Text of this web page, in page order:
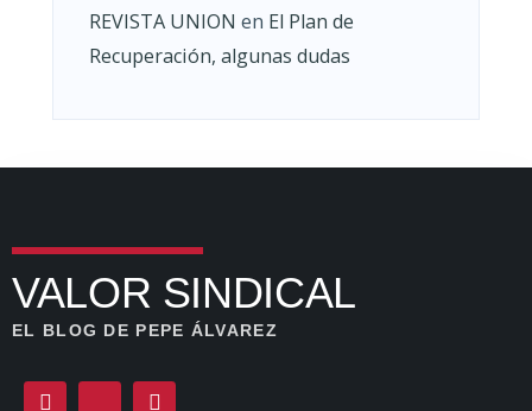
REVISTA UNION en El Plan de
Recuperación, algunas dudas
VALOR SINDICAL
EL BLOG DE PEPE ÁLVAREZ